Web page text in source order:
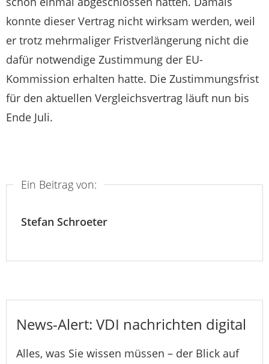
konnte dieser Vertrag nicht wirksam werden, weil
er trotz mehrmaliger Fristverlängerung nicht die
dafür notwendige Zustimmung der EU-
Kommission erhalten hatte. Die Zustimmungsfrist
für den aktuellen Vergleichsvertrag läuft nun bis
Ende Juli.
Ein Beitrag von:
Stefan Schroeter
News-Alert: VDI nachrichten digital
Alles, was Sie wissen müssen – der Blick auf